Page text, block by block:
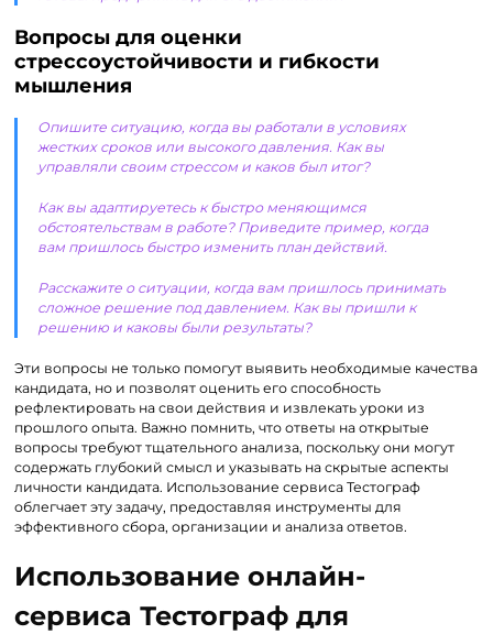
Вопросы для оценки
стрессоустойчивости и гибкости
мышления
Опишите ситуацию, когда вы работали в условиях
жестких сроков или высокого давления. Как вы
управляли своим стрессом и каков был итог?
Как вы адаптируетесь к быстро меняющимся
обстоятельствам в работе? Приведите пример, когда
вам пришлось быстро изменить план действий.
Расскажите о ситуации, когда вам пришлось принимать
сложное решение под давлением. Как вы пришли к
решению и каковы были результаты?
Эти вопросы не только помогут выявить необходимые качества
кандидата, но и позволят оценить его способность
рефлектировать на свои действия и извлекать уроки из
прошлого опыта. Важно помнить, что ответы на открытые
вопросы требуют тщательного анализа, поскольку они могут
содержать глубокий смысл и указывать на скрытые аспекты
личности кандидата. Использование сервиса Тестограф
облегчает эту задачу, предоставляя инструменты для
эффективного сбора, организации и анализа ответов.
Использование онлайн-
сервиса Тестограф для